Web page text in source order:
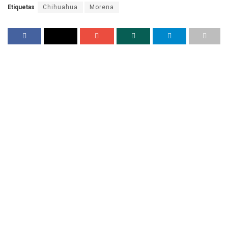
Etiquetas Chihuahua Morena